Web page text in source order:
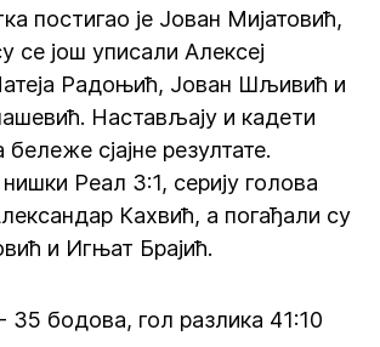
постигао је Јован Мијатовић,
се још уписали Алексеј
Радоњић, Јован Шљивић и
Настављају и кадети
сјајне резултате.
Реал 3:1, серију голова
Кахвић, а погађали су
и Игњат Брајић.
35 бодова, гол разлика 41:10